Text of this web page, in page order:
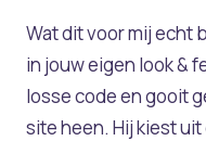
Wat dit voor mij echt
in jouw eigen look &
losse code en gooit
site heen. Hij kiest